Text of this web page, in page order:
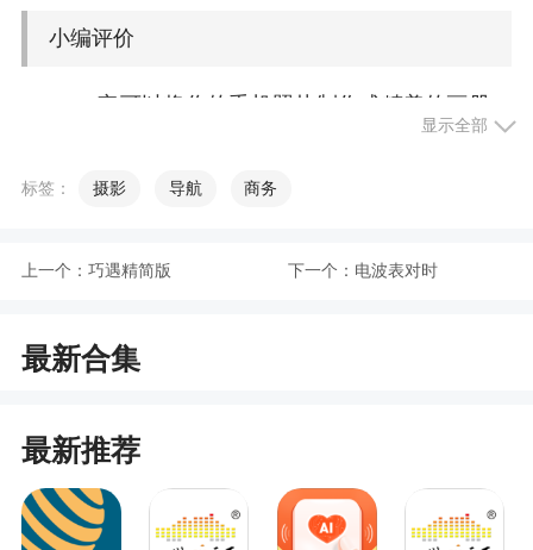
小编评价
1、它可以将你的手机照片制作成精美的画册，
记录你的美好时光，生活美好瞬间，多种模板可选
你成功的打造出自己的产品
更新日志
显示全部
标签： 摄影 导航 商务
上一个： 巧遇精简版 下一个： 电波表对时
最新合集
最新推荐